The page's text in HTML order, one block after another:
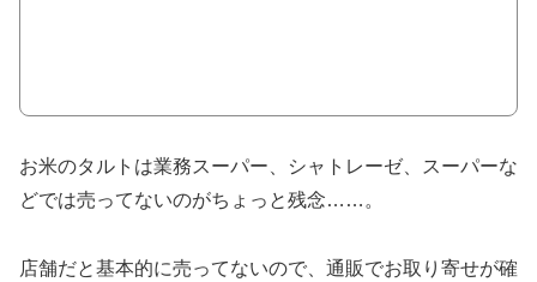
お米のタルトは業務スーパー、シャトレーゼ、スーパーな
どでは売ってないのがちょっと残念……。
店舗だと基本的に売ってないので、通販でお取り寄せが確